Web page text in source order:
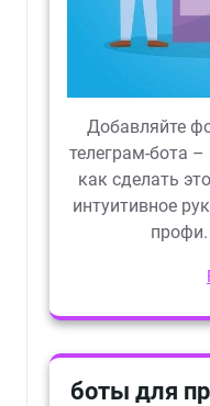
Добавляйте
телеграм-бота
как сделать
интуитивное
боты для